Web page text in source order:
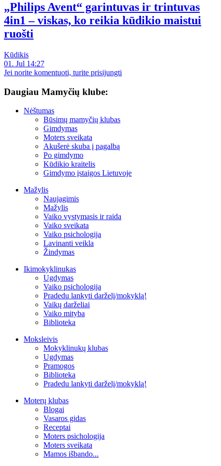
„Philips Avent“ garintuvas ir trintuvas
4in1 – viskas, ko reikia kūdikio maistui
ruošti
Kūdikis
01. Jul 14:27
Jei norite komentuoti, turite prisijungti
Daugiau Mamyčių klube:
Nėštumas
Būsimų mamyčių klubas
Gimdymas
Moters sveikata
Akušerė skuba į pagalbą
Po gimdymo
Kūdikio kraitelis
Gimdymo įstaigos Lietuvoje
Mažylis
Naujagimis
Mažylis
Vaiko vystymasis ir raida
Vaiko sveikata
Vaiko psichologija
Lavinanti veikla
Žindymas
Ikimokyklinukas
Ugdymas
Vaiko psichologija
Pradedu lankyti darželį/mokyklą!
Vaikų darželiai
Vaiko mityba
Biblioteka
Moksleivis
Mokyklinukų klubas
Ugdymas
Pramogos
Biblioteka
Pradedu lankyti darželį/mokyklą!
Moterų klubas
Blogai
Vasaros gidas
Receptai
Moters psichologija
Moters sveikata
Mamos išbando...